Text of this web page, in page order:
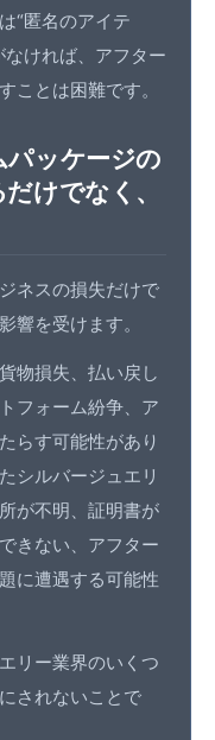
“匿名のアイテ
ければ、アフター
ことは困難です。
パッケージの
けでなく、
ネスの損失だけで
響を受けます。
物損失、払い戻し
フォーム紛争、ア
らす可能性があり
シルバージュエリ
が不明、証明書が
きない、アフター
に遭遇する可能性
リー業界のいくつ
されないことで